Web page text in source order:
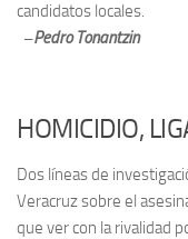
candidatos locales.
–Pedro Tonantzin
HOMICIDIO,
Dos líneas de
Veracruz sobre el
que ver con la rivalidad